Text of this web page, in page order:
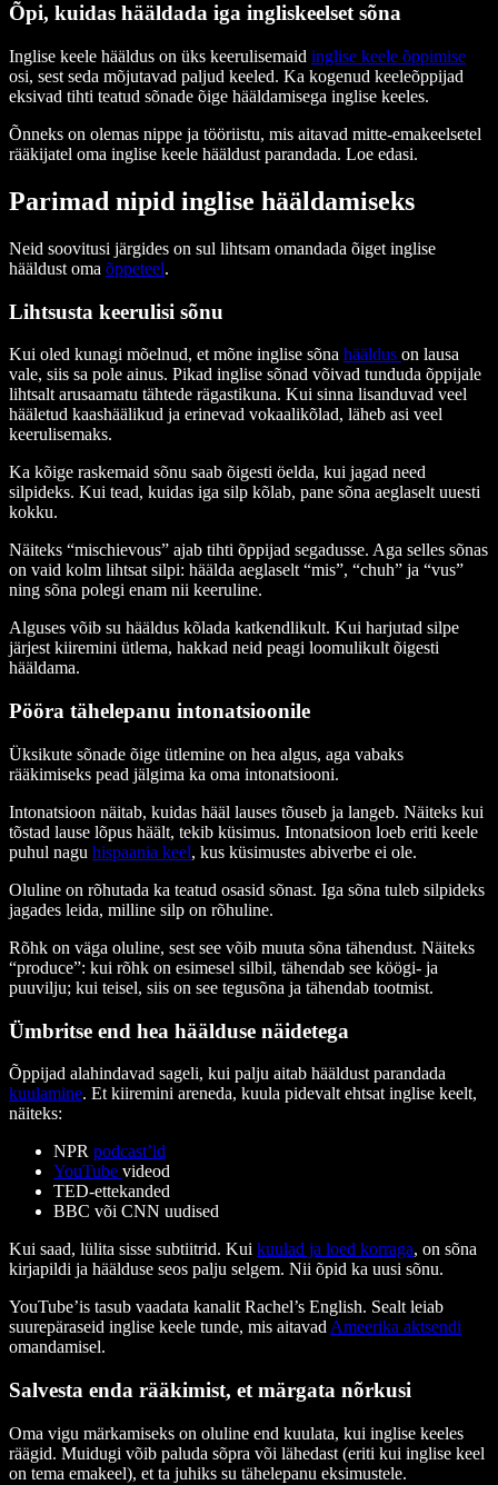
Õpi, kuidas hääldada iga ingliskeelset sõna
Inglise keele hääldus on üks keerulisemaid inglise keele õppimise
osi, sest seda mõjutavad paljud keeled. Ka kogenud keeleõppijad
eksivad tihti teatud sõnade õige hääldamisega inglise keeles.
Õnneks on olemas nippe ja tööriistu, mis aitavad mitte-emakeelsetel
rääkijatel oma inglise keele hääldust parandada. Loe edasi.
Parimad nipid inglise hääldamiseks
Neid soovitusi järgides on sul lihtsam omandada õiget inglise
hääldust oma õppeteel.
Lihtsusta keerulisi sõnu
Kui oled kunagi mõelnud, et mõne inglise sõna hääldus on lausa
vale, siis sa pole ainus. Pikad inglise sõnad võivad tunduda õppijale
lihtsalt arusaamatu tähtede rägastikuna. Kui sinna lisanduvad veel
hääletud kaashäälikud ja erinevad vokaalikõlad, läheb asi veel
keerulisemaks.
Ka kõige raskemaid sõnu saab õigesti öelda, kui jagad need
silpideks. Kui tead, kuidas iga silp kõlab, pane sõna aeglaselt uuesti
kokku.
Näiteks “mischievous” ajab tihti õppijad segadusse. Aga selles sõnas
on vaid kolm lihtsat silpi: häälda aeglaselt “mis”, “chuh” ja “vus”
ning sõna polegi enam nii keeruline.
Alguses võib su hääldus kõlada katkendlikult. Kui harjutad silpe
järjest kiiremini ütlema, hakkad neid peagi loomulikult õigesti
hääldama.
Pööra tähelepanu intonatsioonile
Üksikute sõnade õige ütlemine on hea algus, aga vabaks
rääkimiseks pead jälgima ka oma intonatsiooni.
Intonatsioon näitab, kuidas hääl lauses tõuseb ja langeb. Näiteks kui
tõstad lause lõpus häält, tekib küsimus. Intonatsioon loeb eriti keele
puhul nagu hispaania keel, kus küsimustes abiverbe ei ole.
Oluline on rõhutada ka teatud osasid sõnast. Iga sõna tuleb silpideks
jagades leida, milline silp on rõhuline.
Rõhk on väga oluline, sest see võib muuta sõna tähendust. Näiteks
“produce”: kui rõhk on esimesel silbil, tähendab see köögi- ja
puuvilju; kui teisel, siis on see tegusõna ja tähendab tootmist.
Ümbritse end hea häälduse näidetega
Õppijad alahindavad sageli, kui palju aitab hääldust parandada
kuulamine. Et kiiremini areneda, kuula pidevalt ehtsat inglise keelt,
näiteks:
NPR podcast’id
YouTube videod
TED-ettekanded
BBC või CNN uudised
Kui saad, lülita sisse subtiitrid. Kui kuulad ja loed korraga, on sõna
kirjapildi ja häälduse seos palju selgem. Nii õpid ka uusi sõnu.
YouTube’is tasub vaadata kanalit Rachel’s English. Sealt leiab
suurepäraseid inglise keele tunde, mis aitavad Ameerika aktsendi
omandamisel.
Salvesta enda rääkimist, et märgata nõrkusi
Oma vigu märkamiseks on oluline end kuulata, kui inglise keeles
räägid. Muidugi võib paluda sõpra või lähedast (eriti kui inglise keel
on tema emakeel), et ta juhiks su tähelepanu eksimustele.